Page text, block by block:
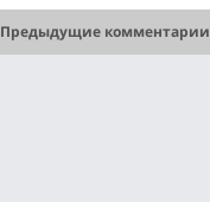
Предыдущие комментарии